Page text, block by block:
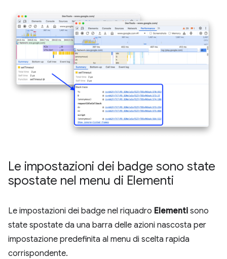
Le impostazioni dei badge sono state
spostate nel menu di Elementi
Le impostazioni dei badge nel riquadro Elementi sono
state spostate da una barra delle azioni nascosta per
impostazione predefinita al menu di scelta rapida
corrispondente.